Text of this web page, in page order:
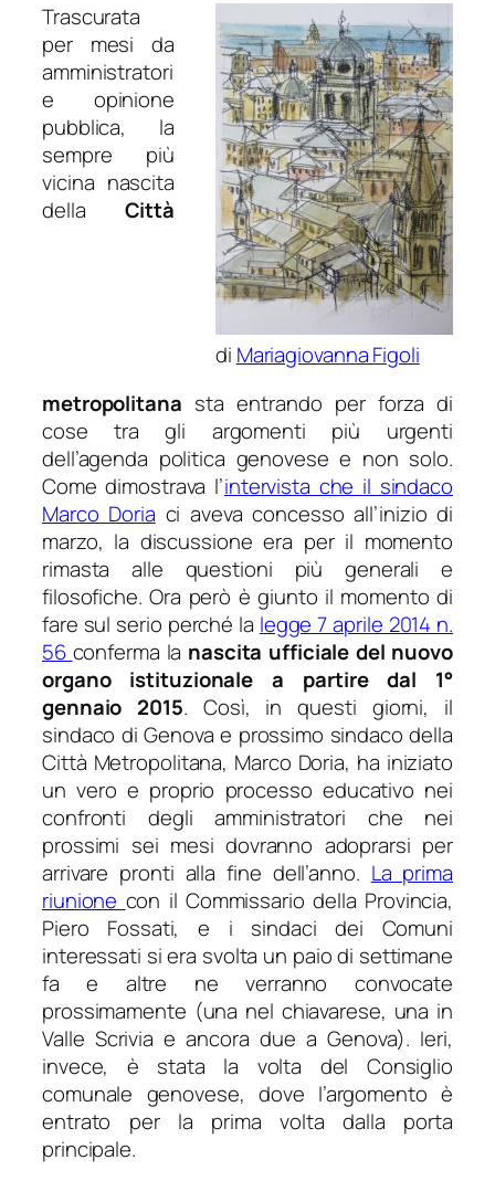
di Mariagiovanna Figoli
Trascurata
per mesi da
amministratori
e opinione
pubblica, la
sempre più
vicina nascita
della Città
metropolitana sta entrando per forza di
cose tra gli argomenti più urgenti
dell’agenda politica genovese e non solo.
Come dimostrava l’intervista che il sindaco
Marco Doria ci aveva concesso all’inizio di
marzo, la discussione era per il momento
rimasta alle questioni più generali e
filosofiche. Ora però è giunto il momento di
fare sul serio perché la legge 7 aprile 2014 n.
56 conferma la nascita ufficiale del nuovo
organo istituzionale a partire dal 1°
gennaio 2015. Così, in questi giorni, il
sindaco di Genova e prossimo sindaco della
Città Metropolitana, Marco Doria, ha iniziato
un vero e proprio processo educativo nei
confronti degli amministratori che nei
prossimi sei mesi dovranno adoprarsi per
arrivare pronti alla fine dell’anno. La prima
riunione con il Commissario della Provincia,
Piero Fossati, e i sindaci dei Comuni
interessati si era svolta un paio di settimane
fa e altre ne verranno convocate
prossimamente (una nel chiavarese, una in
Valle Scrivia e ancora due a Genova). Ieri,
invece, è stata la volta del Consiglio
comunale genovese, dove l’argomento è
entrato per la prima volta dalla porta
principale.